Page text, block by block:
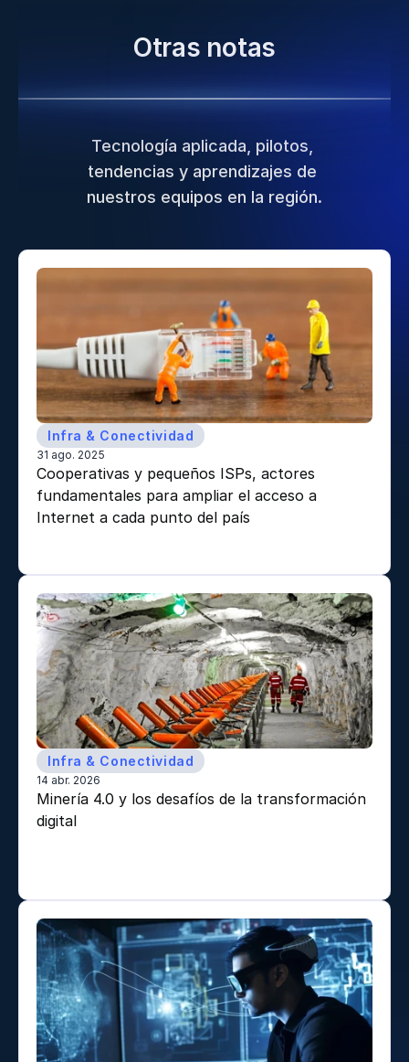
Otras notas
Tecnología aplicada, pilotos,
tendencias y aprendizajes de
nuestros equipos en la región.
Infra & Conectividad
31 ago. 2025
Cooperativas y pequeños ISPs, actores
fundamentales para ampliar el acceso a
Internet a cada punto del país
Infra & Conectividad
14 abr. 2026
Minería 4.0 y los desafíos de la transformación
digital